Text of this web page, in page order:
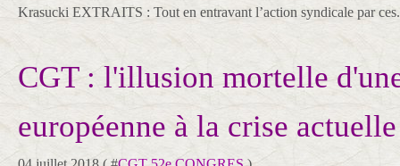
Krasucki EXTRAITS : Tout en entravant l’action syndicale par
CGT : l'illusion mortelle
européenne à la crise actuelle